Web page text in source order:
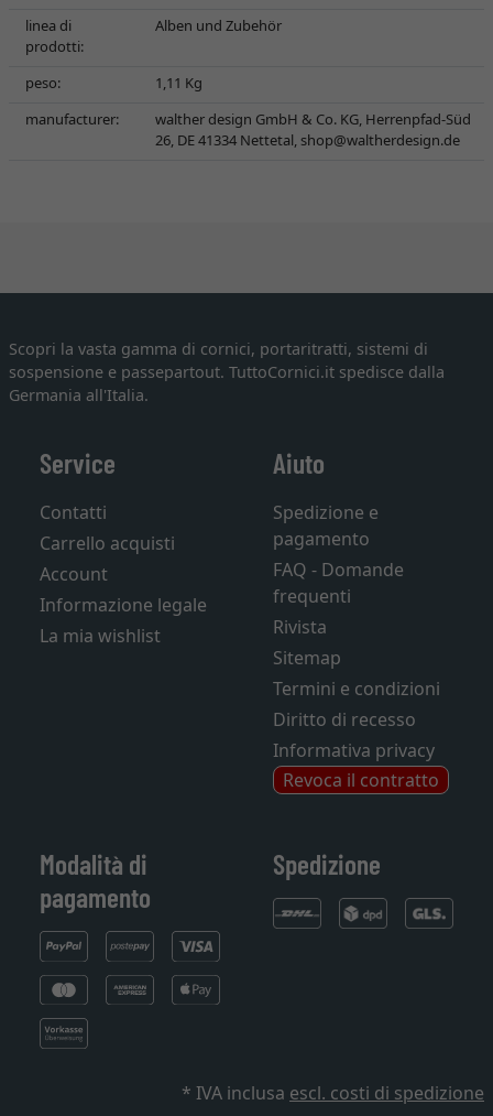
linea di
prodotti:
Alben und Zubehör
peso:
1,11 Kg
manufacturer:
walther design GmbH & Co. KG, Herrenpfad-Süd
26, DE 41334 Nettetal,shop@waltherdesign.de
Scopri la vasta gamma di cornici, portaritratti, sistemi di
sospensione e passepartout. TuttoCornici.it spedisce dalla
Germania all'Italia.
Service
Contatti
Carrello acquisti
Account
Informazione legale
La mia wishlist
Aiuto
Spedizione e
pagamento
FAQ - Domande
frequenti
Rivista
Sitemap
Termini e condizioni
Diritto di recesso
Informativa privacy
Revoca il contratto
Modalità di
pagamento
Spedizione
* IVA inclusa escl. costi di spedizione